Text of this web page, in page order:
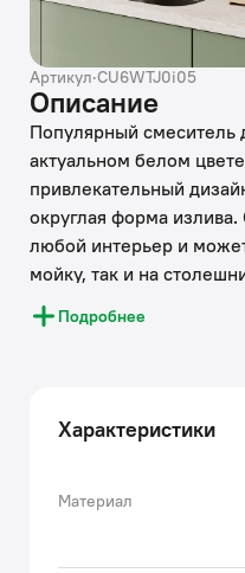
Артикул·CU6WTJ0i05
Описание
Популярный смеситель
актуальном белом
привлекательный
округлая форма
любой интерьер и
мойку, так и на
• Плавный ход ручки и
регулировки
зависимости от партии.
• Прослужит долго
изменениям давления
Подробнее
Характеристики
Материал